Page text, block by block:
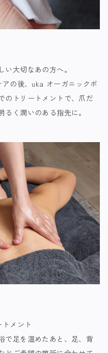
大切なあの方へ。
の後、uka オーガニックボ
のトリートメントで、爪だ
く潤いのある指先に。
メント
で足を温めたあと、足、背